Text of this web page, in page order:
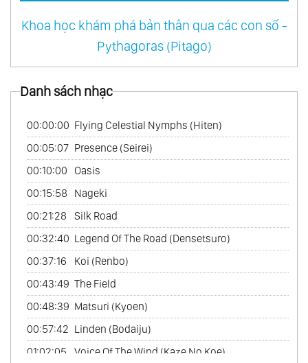
46.Vườn Tâm Linh - Spiritual Garden
Kitaro Chủ Lực - The Essential Kitaro
49.Sống Ở Mỹ - Live In America
50.Hành Trình Xa Xưa - An Ancient Journey
Vol.1
51.Hành Trình Xa Xưa - An Ancient Journey
Vol.2
52.Cafe Châu Á - Asian Cafe
53.Ấn Tượng Về Hồ Tây - Impressions Of The
West Lake
54.Đề Cử Giải Grammy - Grammy Nominated
55.Nhạc Phẩm Hay Nhất Của Kitaro - Best Of
Kitaro Vol.1
56.Nhạc Phẩm Hay Nhất Của Kitaro - Best Of
Khoa học khám phá bản thân qua các con số -
Pythagoras (Pitago)
Danh sách nhạc
00:00:00 Flying Celestial Nymphs (Hiten)
00:05:07 Presence (Seirei)
00:10:00
Oasis
00:15:58
Nageki
00:21:28
Silk Road
00:32:40 Legend Of The Road (Densetsuro)
00:37:16
Koi (Renbo)
00:43:49 The Field
00:48:39 Matsuri (Kyoen)
00:57:42 Linden (Bodaiju)
01:02:05 Voice Of The Wind (Kaze No Koe)